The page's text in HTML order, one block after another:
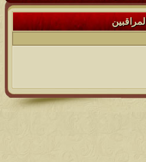
المراقبين